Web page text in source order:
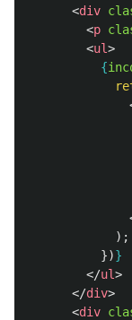
<div
<p
<ul>
{
);
})}
</ul>
</div>
<div